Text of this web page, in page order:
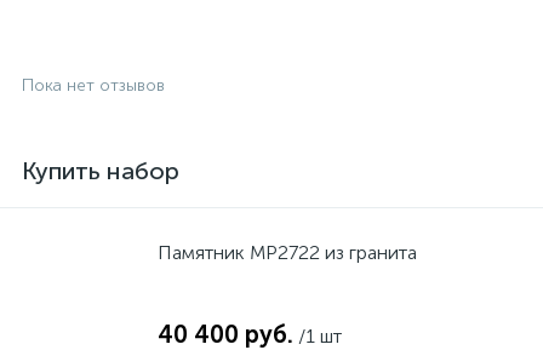
Пока нет отзывов
Купить набор
Памятник MP2722 из гранита
40 400 руб. /1 шт